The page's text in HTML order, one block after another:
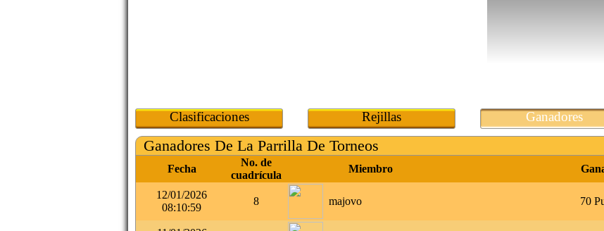
Clasificaciones Rejillas Ganadores
Ganadores De La Parrilla De Torneos
Fecha
No. de
cuadrícula
Miembro
12/01/2026
08:10:59
8 majovo 70